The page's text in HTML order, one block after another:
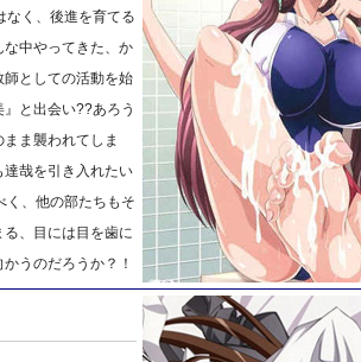
なく、後進を育てる
中やってきた、か
としての活動を始
と出会い??あろう
ま襲われてしま
達哉を引き入れたい
く、他の部たちもそ
、目には目を歯に
うのだろうか？！